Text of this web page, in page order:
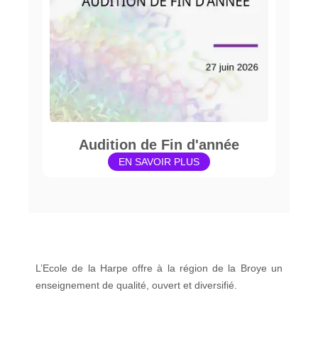
Audition de Fin d'année
EN SAVOIR PLUS
L’Ecole de la Harpe offre à la région de la Broye un
enseignement de qualité, ouvert et diversifié.